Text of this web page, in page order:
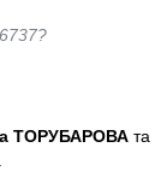
ТОРУБАРОВА та
.